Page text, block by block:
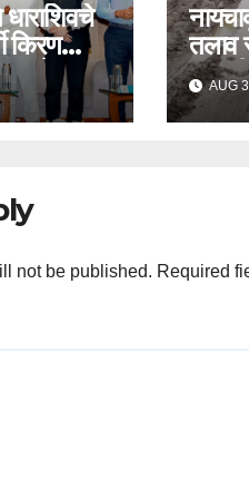
किरण
तलाव
मागणी
AUG
not be published. Required